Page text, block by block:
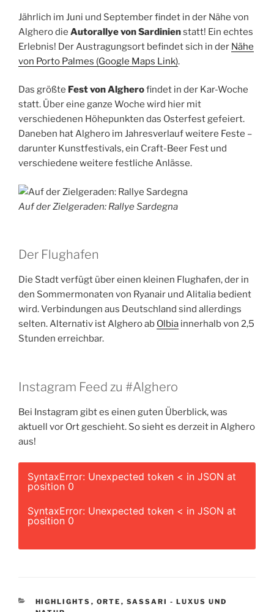
Jährlich im Juni und September findet in der Nähe von
Alghero die Autorallye von Sardinienstatt! Ein echtes
Erlebnis! Der Austragungsort befindet sich in der Nähe
von Porto Palmes (Google Maps Link).
Das größte Fest von Algherofindet in der Kar-Woche
statt. Über eine ganze Woche wird hier mit
verschiedenen Höhepunkten das Osterfest gefeiert.
Daneben hat Alghero im Jahresverlauf weitere Feste –
darunter Kunstfestivals, ein Craft-Beer Fest und
verschiedene weitere festliche Anlässe.
Auf der Zielgeraden: Rallye Sardegna
Der Flughafen
Die Stadt verfügt über einen kleinen Flughafen, der in
den Sommermonaten von Ryanair und Alitalia bedient
wird. Verbindungen aus Deutschland sind allerdings
selten. Alternativ ist Alghero ab Olbia innerhalb von 2,5
Stunden erreichbar.
Instagram Feed zu #Alghero
Bei Instagram gibt es einen guten Überblick, was
aktuell vor Ort geschieht. So sieht es derzeit in Alghero
aus!
SyntaxError: Unexpected token < in JSON at
position 0
SyntaxError: Unexpected token < in JSON at
position 0
KATEGORIEN
HIGHLIGHTS , ORTE , SASSARI - LUXUS UND